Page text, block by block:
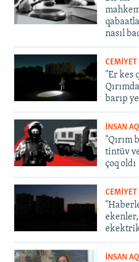
nasıl
CEMİYET
"Er kes
barıp
İNSAN
"Qırım
tintüv
çoq oldı
CEMİYET
İNSAN